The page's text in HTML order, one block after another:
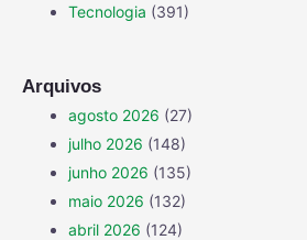
Tecnologia (391)
Arquivos
agosto 2026 (27)
julho 2026 (148)
junho 2026 (135)
maio 2026 (132)
abril 2026 (124)